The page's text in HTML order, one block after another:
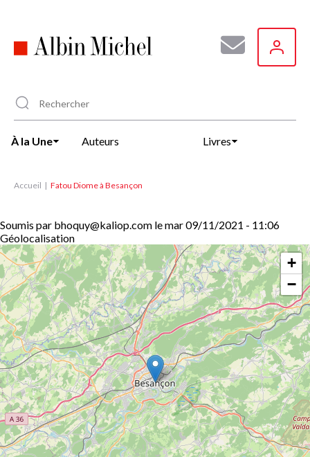
principal
À la Une Auteurs Livres
Accueil Fatou Diome à Besançon
Soumis par bhoquy@kaliop.com lemar 09/11/2021 - 11:06
Géolocalisation
+
−